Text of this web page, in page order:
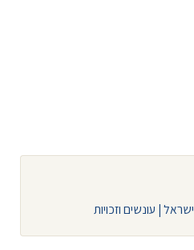
| עונשים וזכויות